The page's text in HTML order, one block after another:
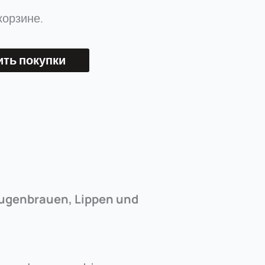
покупки
Lippen und